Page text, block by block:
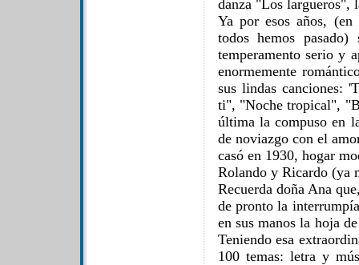
danza "Los largueros",
Ya por esos años,
todos hemos
temperamento serio y
enormemente
sus lindas canciones:
ti", "Noche tropical",
última la compuso en
de noviazgo con el
casó en 1930, hogar
Rolando y Ricardo (ya
Recuerda doña Ana
de pronto la
en sus manos la hoja
Teniendo esa
100 temas: letra y